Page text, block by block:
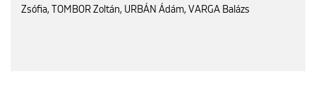
Zsófia, TOMBOR Zoltán, URBÁN Ádám, VARGA Balázs